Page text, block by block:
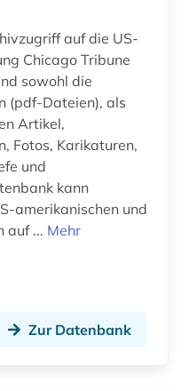
mensch-maschine-kommunikation (1)
auf die US-
Chicago Tribune
sowohl die
(pdf-Dateien), als
Artikel,
Fotos, Karikaturen,
und
kann
amerikanischen und
auf ... Mehr
Zur Datenbank